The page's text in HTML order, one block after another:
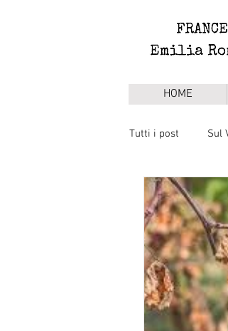
HOME
Tutti i post Sul